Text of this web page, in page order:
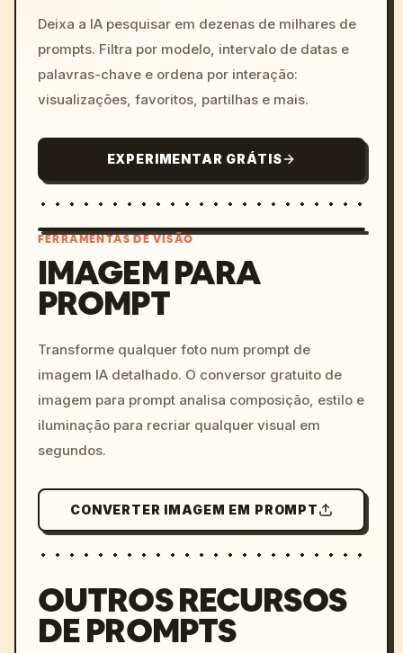
Deixa a IA pesquisar em dezenas de milhares de
prompts. Filtra por modelo, intervalo de datas e
palavras-chave e ordena por interação:
visualizações, favoritos, partilhas e mais.
EXPERIMENTAR GRÁTIS
colors, 8k --v 6.0
FERRAMENTAS DE VISÃO
IMAGEM PARA
PROMPT
Transforme qualquer foto num prompt de
imagem IA detalhado. O conversor gratuito de
imagem para prompt analisa composição, estilo e
iluminação para recriar qualquer visual em
segundos.
CONVERTER IMAGEM EM PROMPT
OUTROS RECURSOS
DE PROMPTS